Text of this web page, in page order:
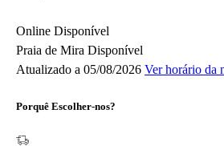
Online Disponível
Praia de Mira Disponível
Atualizado a 05/08/2026 Ver horário da
Porquê Escolher-nos?